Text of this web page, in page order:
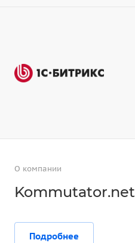
О компании
Kommutator.net
Подробнее